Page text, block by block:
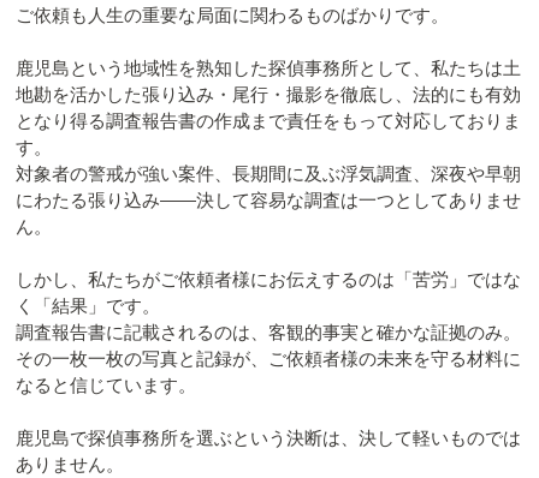
ご依頼も人生の重要な局面に関わるものばかりです。
鹿児島という地域性を熟知した探偵事務所として、私たちは土
地勘を活かした張り込み・尾行・撮影を徹底し、法的にも有効
となり得る調査報告書の作成まで責任をもって対応しておりま
す。
対象者の警戒が強い案件、長期間に及ぶ浮気調査、深夜や早朝
にわたる張り込み——決して容易な調査は一つとしてありませ
ん。
しかし、私たちがご依頼者様にお伝えするのは「苦労」ではな
く「結果」です。
調査報告書に記載されるのは、客観的事実と確かな証拠のみ。
その一枚一枚の写真と記録が、ご依頼者様の未来を守る材料に
なると信じています。
鹿児島で探偵事務所を選ぶという決断は、決して軽いものでは
ありません。